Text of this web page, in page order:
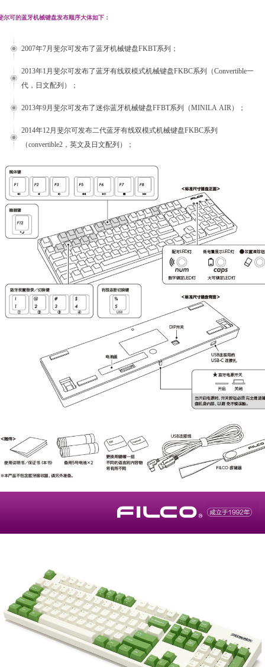
尔可的蓝牙机械键盘发布顺序大体如下：
2007年7月斐尔可发布了蓝牙机械键盘FKBT系列；
2013年1月斐尔可发布了蓝牙有线双模式机械键盘FKBC系列（Convertible一
代，日文配列）；
2013年9月斐尔可发布了迷你蓝牙机械键盘FFBT系列（MINILA AIR）；
2014年12月斐尔可发布二代蓝牙有线双模式机械键盘FKBC系列
（convertible2，英文及日文配列）；